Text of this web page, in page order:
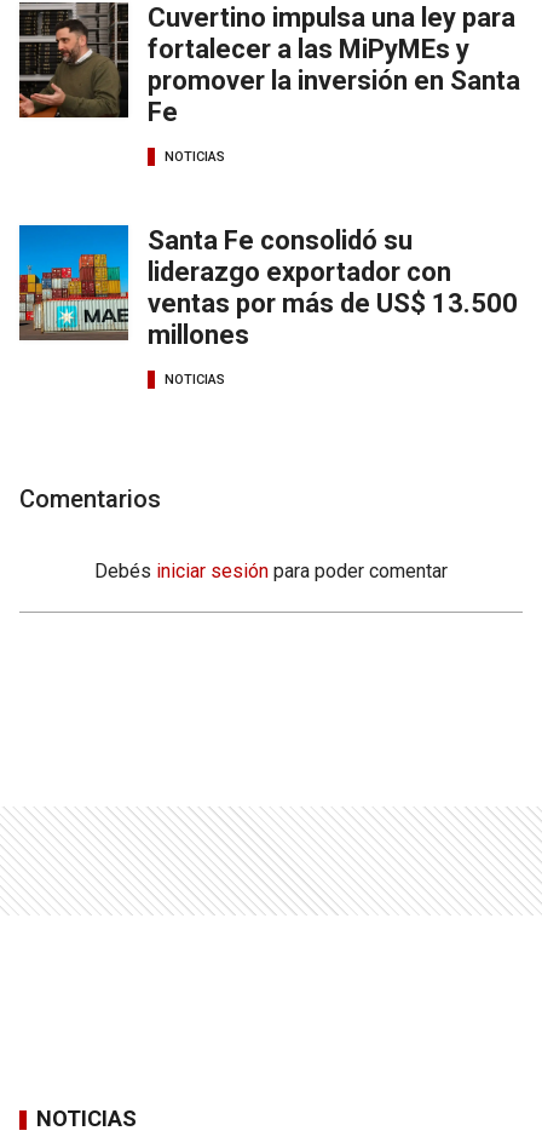
Cuvertino impulsa una ley para
fortalecer a las MiPyMEs y
promover la inversión en Santa
Fe
NOTICIAS
Santa Fe consolidó su
liderazgo exportador con
ventas por más de US$ 13.500
millones
NOTICIAS
Comentarios
Debés iniciar sesión para poder comentar
NOTICIAS